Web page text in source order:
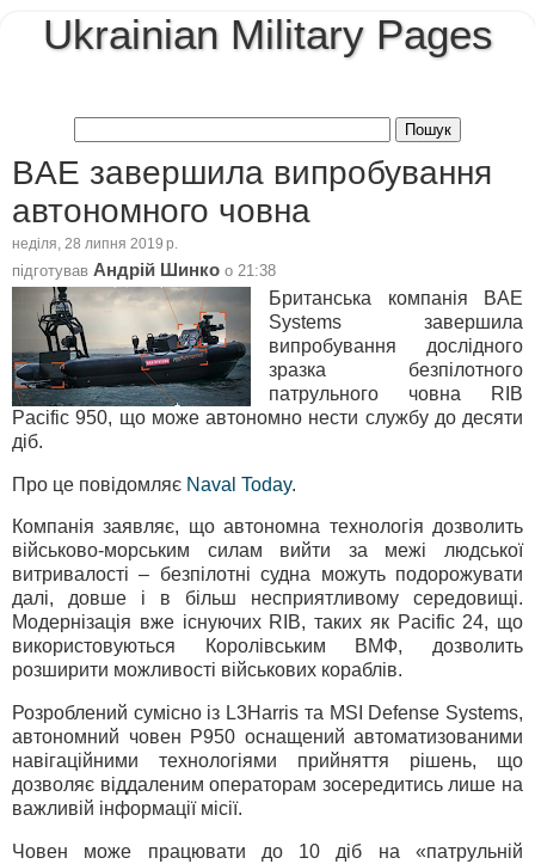
Ukrainian Military Pages
BAE завершила випробування
автономного човна
неділя, 28 липня 2019 р.
підготував Андрій Шинко о 21:38
Британська компанія BAE
Systems завершила
випробування дослідного
зразка безпілотного
патрульного човна RIB
Pacific 950, що може автономно нести службу до десяти
діб.
Про це повідомляє Naval Today.
Компанія заявляє, що автономна технологія дозволить
військово-морським силам вийти за межі людської
витривалості – безпілотні судна можуть подорожувати
далі, довше і в більш несприятливому середовищі.
Модернізація вже існуючих RIB, таких як Pacific 24, що
використовуються Королівським ВМФ, дозволить
розширити можливості військових кораблів.
Розроблений сумісно із L3Harris та MSI Defense Systems,
автономний човен P950 оснащений автоматизованими
навігаційними технологіями прийняття рішень, що
дозволяє віддаленим операторам зосередитись лише на
важливій інформації місії.
Човен може працювати до 10 діб на «патрульній